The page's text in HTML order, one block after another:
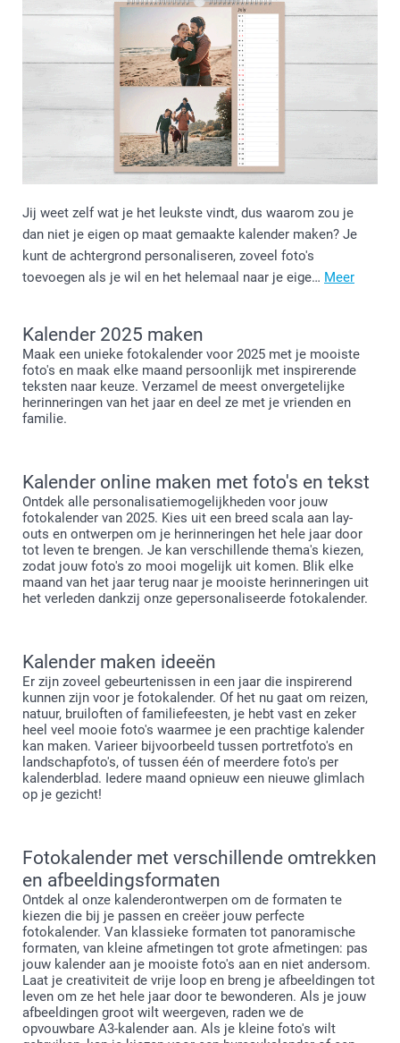
Jij weet zelf wat je het leukste vindt, dus waarom zou je
dan niet je eigen op maat gemaakte kalender maken? Je
kunt de achtergrond personaliseren, zoveel foto's
toevoegen als je wil en het helemaal naar je eige… Meer
Kalender 2025 maken
Maak een unieke fotokalender voor 2025 met je mooiste
foto's en maak elke maand persoonlijk met inspirerende
teksten naar keuze. Verzamel de meest onvergetelijke
herinneringen van het jaar en deel ze met je vrienden en
familie.
Kalender online maken met foto's en tekst
Ontdek alle personalisatiemogelijkheden voor jouw
fotokalender van 2025. Kies uit een breed scala aan lay-
outs en ontwerpen om je herinneringen het hele jaar door
tot leven te brengen. Je kan verschillende thema's kiezen,
zodat jouw foto's zo mooi mogelijk uit komen. Blik elke
maand van het jaar terug naar je mooiste herinneringen uit
het verleden dankzij onze gepersonaliseerde fotokalender.
Kalender maken ideeën
Er zijn zoveel gebeurtenissen in een jaar die inspirerend
kunnen zijn voor je fotokalender. Of het nu gaat om reizen,
natuur, bruiloften of familiefeesten, je hebt vast en zeker
heel veel mooie foto's waarmee je een prachtige kalender
kan maken. Varieer bijvoorbeeld tussen portretfoto's en
landschapfoto's, of tussen één of meerdere foto's per
kalenderblad. Iedere maand opnieuw een nieuwe glimlach
op je gezicht!
Fotokalender met verschillende omtrekken
en afbeeldingsformaten
Ontdek al onze kalenderontwerpen om de formaten te
kiezen die bij je passen en creëer jouw perfecte
fotokalender. Van klassieke formaten tot panoramische
formaten, van kleine afmetingen tot grote afmetingen: pas
jouw kalender aan je mooiste foto's aan en niet andersom.
Laat je creativiteit de vrije loop en breng je afbeeldingen tot
leven om ze het hele jaar door te bewonderen. Als je jouw
afbeeldingen groot wilt weergeven, raden we de
opvouwbare A3-kalender aan. Als je kleine foto's wilt